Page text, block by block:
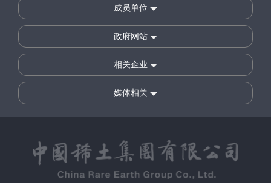
成员单位
政府网站
相关企业
媒体相关